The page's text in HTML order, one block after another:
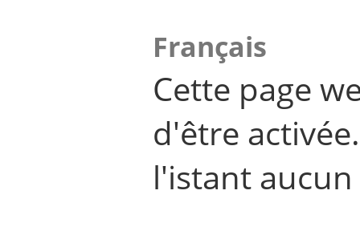
Français
Cette page
d'être
l'istant